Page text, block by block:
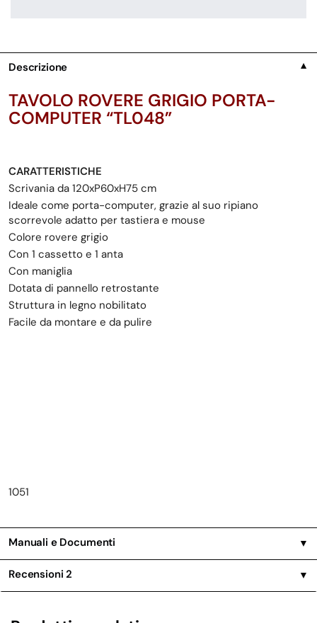
Descrizione ▼
TAVOLO ROVERE GRIGIO PORTA-
COMPUTER “TL048”
CARATTERISTICHE
Scrivania da 120xP60xH75 cm
Ideale come porta-computer, grazie al suo ripiano
scorrevole adatto per tastiera e mouse
Colore rovere grigio
Con 1 cassetto e 1 anta
Con maniglia
Dotata di pannello retrostante
Struttura in legno nobilitato
Facile da montare e da pulire
1051
Manuali e Documenti ▼
Recensioni2 ▼